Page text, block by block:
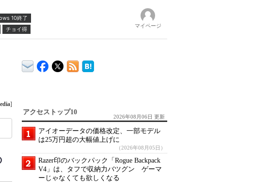
10終了
チョイ得 マイページ
]
アクセストップ10
2026年08月06日 更新
アイオーデータの価格改定、一部モデル
は25万円超の大幅値上げに
（2026年08月05日）
Razer印のバックパック「Rogue Backpack
V4」は、タフで収納力バツグン ゲーマ
ーじゃなくても欲しくなる